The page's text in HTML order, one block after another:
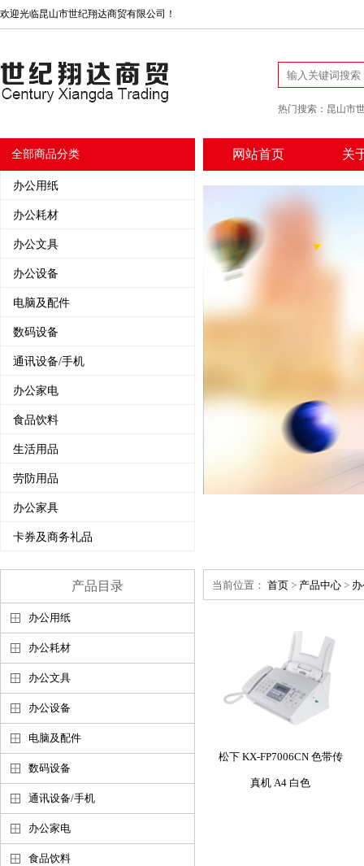
欢迎光临昆山市世纪翔达商贸有限公司！
热门搜索： 昆山市
全部商品分类
办公用纸
办公耗材
办公文具
办公设备
电脑及配件
数码设备
通讯设备/手机
办公家电
食品饮料
生活用品
劳防用品
办公家具
卡券及商务礼品
网站首页 关
产品目录
办公用纸
办公耗材
办公文具
办公设备
电脑及配件
数码设备
通讯设备/手机
办公家电
食品饮料
当前位置： 首页 > 产品中心 >
松下 KX-FP7006CN 色带传
真机 A4 白色